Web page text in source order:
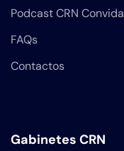
Podcast CRN Convida
FAQs
Contactos
Gabinetes CRN